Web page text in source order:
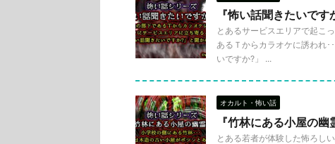
『怖い話聞きたいで
とあるサービスエリアで起こ
あるＴからカラオケに誘われ･
いですか?」 ...
オカルト・怖い話
『竹林にある小屋の
とある若者が体験した怖ろし